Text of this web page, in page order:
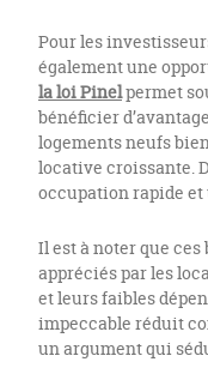
Pour les
également une
la loi Pinelpermet
bénéficier
logements neufs
locative croissante.
occupation rapide
Il est à noter que
appréciés par les
et leurs faibles
impeccable réduit
un argument qui